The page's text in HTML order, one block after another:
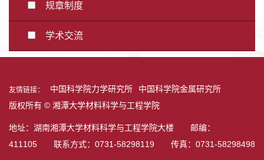
规章制度
学术交流
友情链接： 中国科学院力学研究所
中国科学院金属研究所
版权所有 © 湘潭大学材料科学与工程学院
地址：湖南湘潭大学材料科学与工程学院大楼 邮编：
411105 联系方式：0731-58298119 传真：0731-58298498